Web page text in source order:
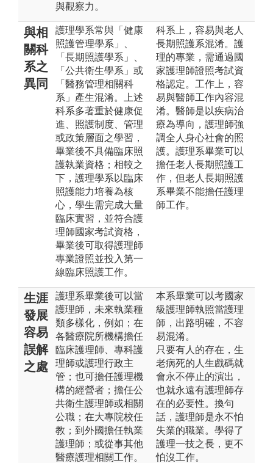
與觀察力。
與相
關科
系之
異同
護理學系常與「健康
照護管理學系」、
「長期照護學系」、
「公共衛生學系」或
「醫務管理相關科
系」產生混淆。上述
科系多著重於健康促
進、照護制度、管理
或政策層面之學習，
畢業後不具備臨床照
護執業資格；相較之
下，護理學系以臨床
照護能力培養為核
心，學生需完成大量
臨床實習，並符合護
理師國家考試資格，
畢業後可取得護理師
專業證照並投入第一
線臨床照護工作。
科系上，容易與老人
長期照護系混淆。護
理的專業，需通過國
家護理師證照考試資
格認定。工作上，容
易與醫師工作內容混
淆。醫師是以疾病治
療為導向，護理師強
調全人身心社會的照
護。護理系畢業可以
擔任老人長期照護工
作，但老人長期照護
系畢業不能擔任護理
師工作。
生涯
發展
容易
誤解
之處
護理系畢業後可以當
護理師，未來執業種
類多樣化，例如；在
各醫療院所機構擔任
臨床護理師、專科護
理師或護理行政主
管；也可擔任護理機
構的經營者；擔任公
共衛生護理師或相關
公職；在大專院校任
教；到外國擔任執業
護理師；或從事其他
醫療護理相關工作。
本系畢業可以考國家
級護理師執照當護理
師，出路明確，不容
易混淆。
只要有人的存在，生
老病死的人生戲碼就
會永不停止的演出，
也就永遠有護理師存
在的必要性。換句
話，護理師是永不怕
失業的職業。學得了
護理一技之長，更不
怕沒工作。